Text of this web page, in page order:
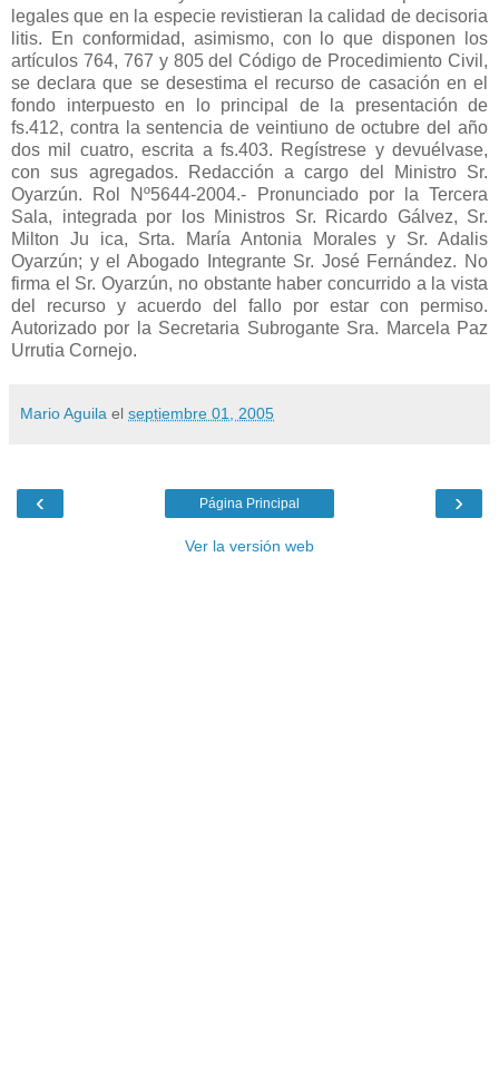
Mario Aguila el septiembre 01, 2005
‹ ›
Página Principal
Ver la versión web